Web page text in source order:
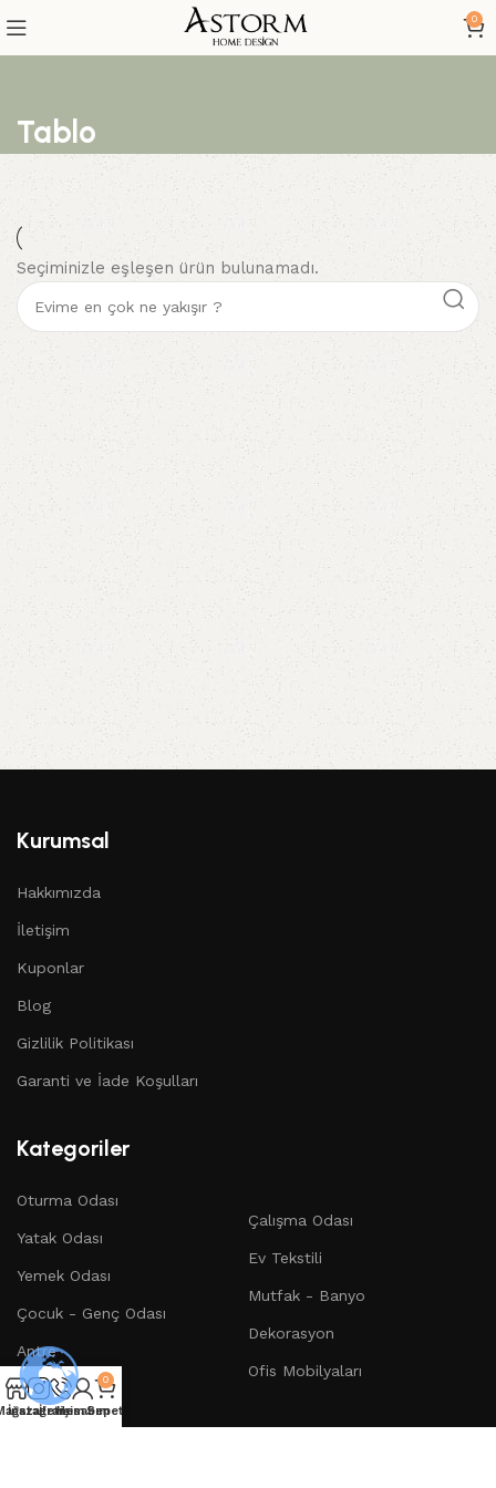
0
Tablo
Seçiminizle eşleşen ürün bulunamadı.
Kurumsal
Hakkımızda
İletişim
Kuponlar
Blog
Gizlilik Politikası
Garanti ve İade Koşulları
Kategoriler
Oturma Odası
Yatak Odası
Yemek Odası
Çocuk - Genç Odası
Antre
Bahçe
Çalışma Odası
Ev Tekstili
Mutfak - Banyo
Dekorasyon
Ofis Mobilyaları
İnstagram
İletişim
Hesabım
0
Sepet